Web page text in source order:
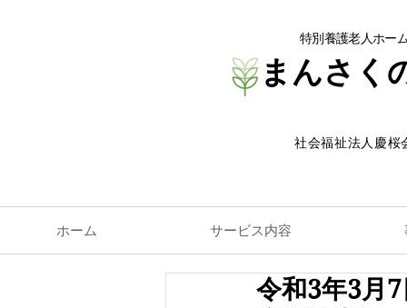
特別養護老人ホー
まんさく
社会福祉法人慶桜
ホーム サービス内容
令和3年3月